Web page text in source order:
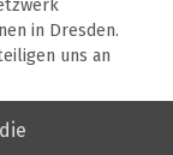
in Dresden.
uns an